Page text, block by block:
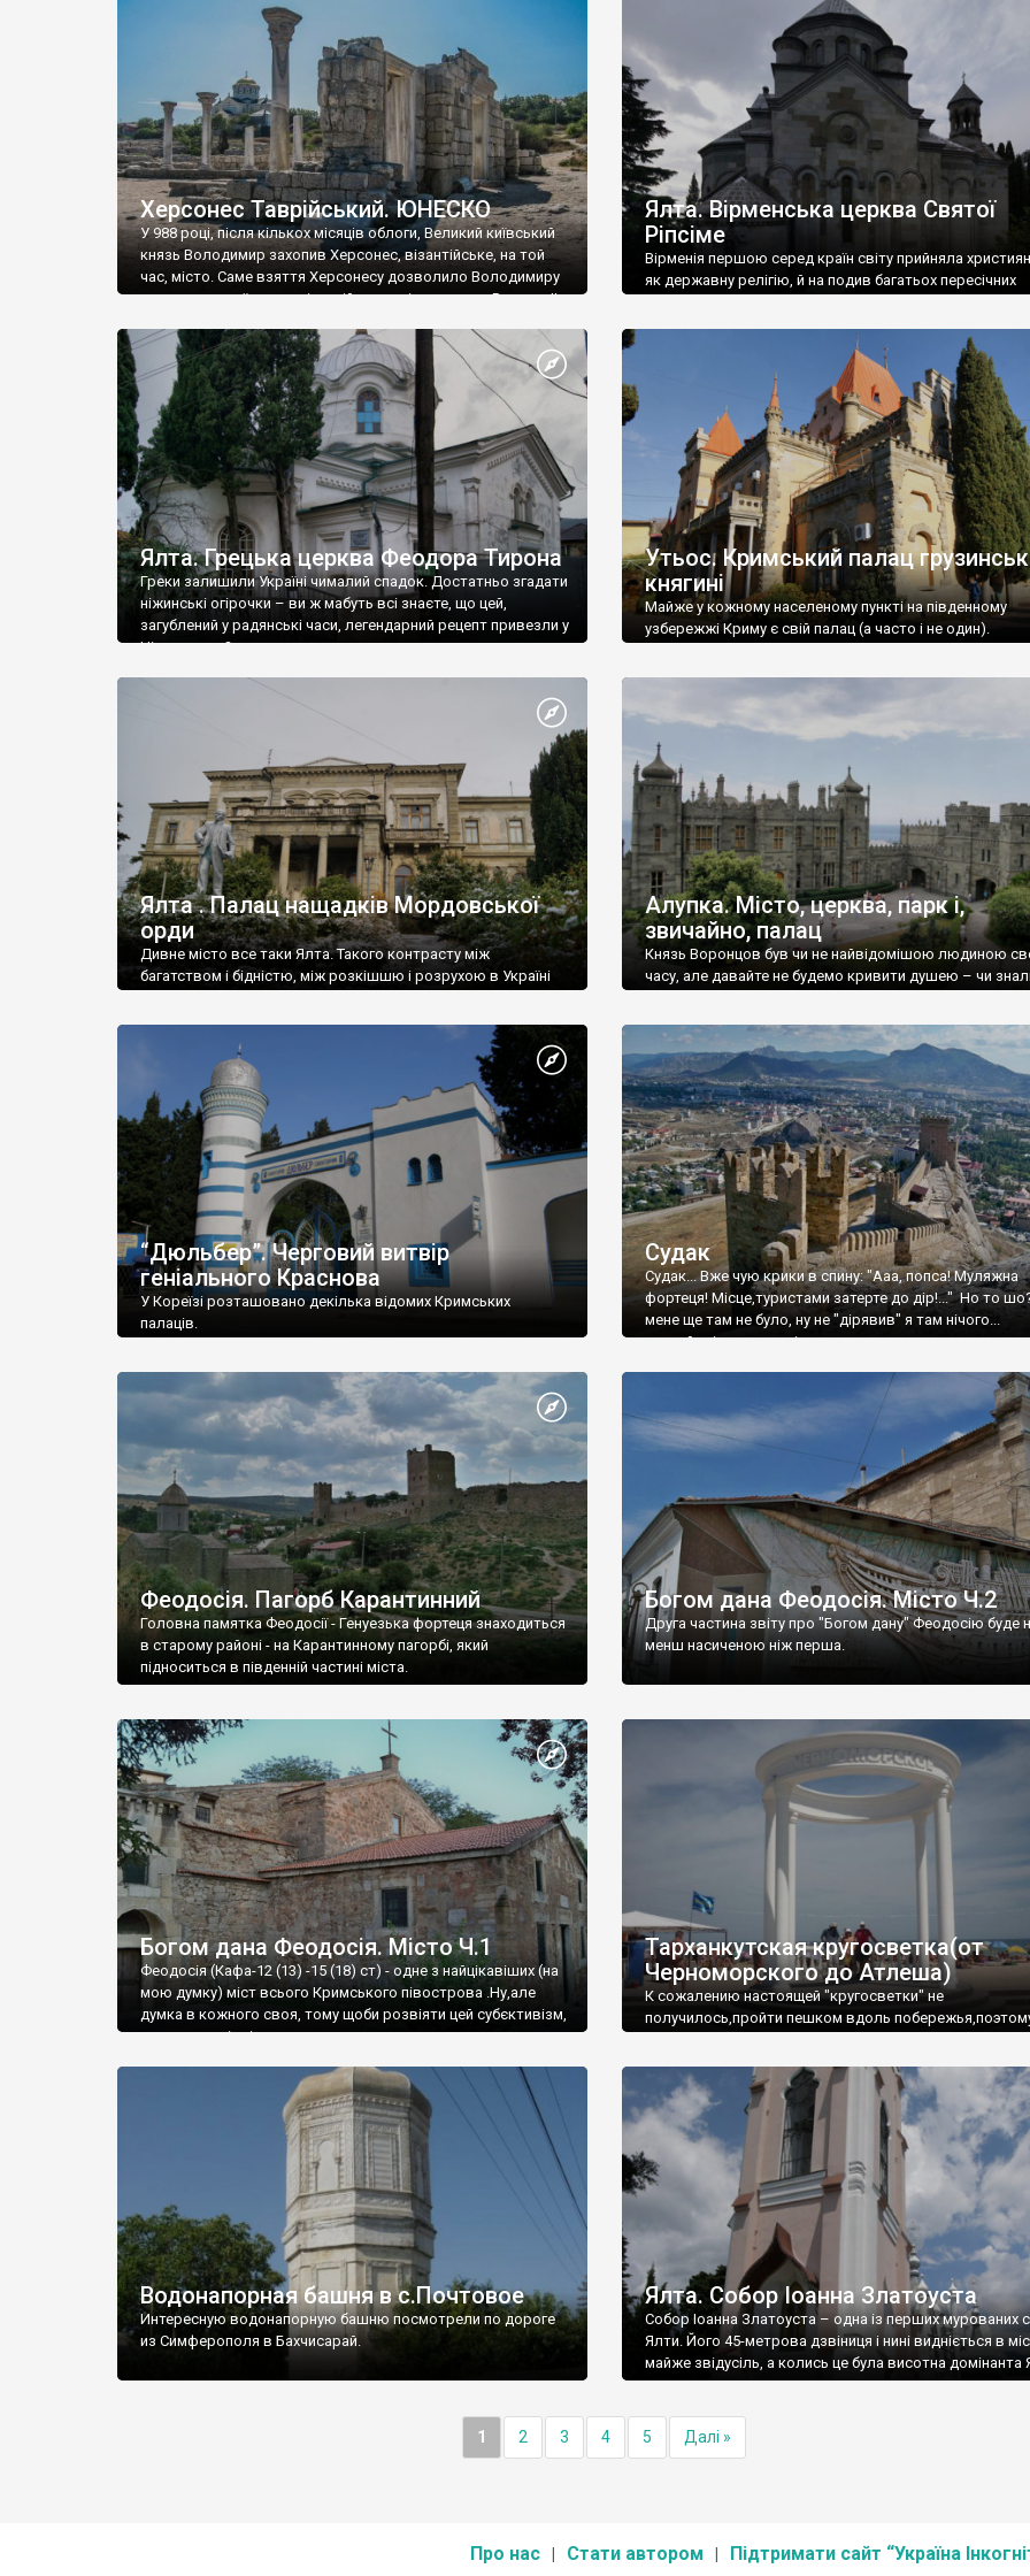
візантійської доби. Раритети викрадені з фондів об’єкту
культурної спадщини ЮНЕСКО «Херсонеса Таврійського».
Офіційно – на виставку «Золото Візантії», але експерти та
влада в Україні вважають це лише […]
називаються «повстяками» (postaki)…” “Вино. Крим
виробляє відмінне вино і його вдосталь: воно все
легке біле і дуже […]
Херсонес Таврійський. ЮНЕСКО
У 988 році, після кількох місяців облоги, Великий київський
князь Володимир захопив Херсонес, візантійське, на той
час, місто. Саме взяття Херсонесу дозволило Володимиру
диктувати свої умови візантійському імператору Василю ІІ,
Херсонесі Володимир-язичник, став Василем-
християнином. А потім було Хрещення Русі. На честь
Херсонесу Таврійського названо місто […]
Ялта. Вірменська церква Святої
Ріпсіме
Вірменія першою серед країн світу прийняла
як державну релігію, й на подив багатьох пересічних
Ялта. Грецька церква Феодора Тирона
Греки залишили Україні чималий спадок. Достатньо згадати
ніжинські огірочки – ви ж мабуть всі знаєте, що цей,
загублений у радянські часи, легендарний рецепт привезли у
Ніжин греки?
Утьос. Кримський палац
княгині
Майже у кожному населеному пункті на південному
узбережжі Криму є свій палац (а часто і не один).
Ялта . Палац нащадків Мордовської
орди
Дивне місто все таки Ялта. Такого контрасту між
багатством і бідністю, між розкішшю і розрухою в Україні
Алупка. Місто, церква, парк і,
звичайно, палац
Князь Воронцов був чи не найвідомішою людиною
часу, але давайте не будемо кривити душею – чи
“Дюльбер”. Черговий витвір
геніального Краснова
У Кореїзі розташовано декілька відомих Кримських
палаців.
Судак
Судак... Вже чую крики в спину: "Ааа, попса! Муляжна
фортеця! Місце,туристами затерте до дір!..." Но то
мене ще там не було, ну не "дірявив" я там нічого...
принаймні до цього літа.
Феодосія. Пагорб Карантинний
Головна памятка Феодосії - Генуезька фортеця знаходиться
в старому районі - на Карантинному пагорбі, який
підноситься в південній частині міста.
Богом дана Феодосія. Місто Ч.2
Друга частина звіту про "Богом дану" Феодосію буде
менш насиченою ніж перша.
Богом дана Феодосія. Місто Ч.1
Феодосія (Кафа-12 (13) -15 (18) ст) - одне з найцікавіших (на
мою думку) міст всього Кримського півострова .Ну,але
думка в кожного своя, тому щоби розвіяти цей субєктивізм,
запрошую відвідати це
Тарханкутская кругосветка(от
Черноморского до Атлеша)
К сожалению настоящей "кругосветки" не
получилось,пройти пешком вдоль
Водонапорная башня в с.Почтовое
Интересную водонапорную башню посмотрели по дороге
из Симферополя в Бахчисарай.
Ялта. Собор Іоанна Златоуста
Собор Іоанна Златоуста – одна із перших мурованих
Ялти. Його 45-метрова дзвіниця і нині видніється в
майже звідусіль, а колись це була висотна домінанта
1 2 3 4 5 Далі »
Про нас Стати автором Підтримати сайт “Україна